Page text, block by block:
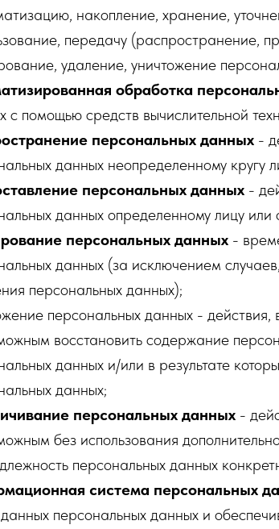
накопление, хранение,
передачу (распространение,
удаление, уничтожение
обработка
с помощью средств вычислительной
персональных данных -
данных неопределенному кругу
персональных данных -
данных определенному лицу или
персональных данных -
данных (за исключением
персональных данных);
персональных данных - действия,
восстановить содержание
данных и/или в результате
данных;
персональных данных -
без использования
персональных данных
система персональных
персональных данных и